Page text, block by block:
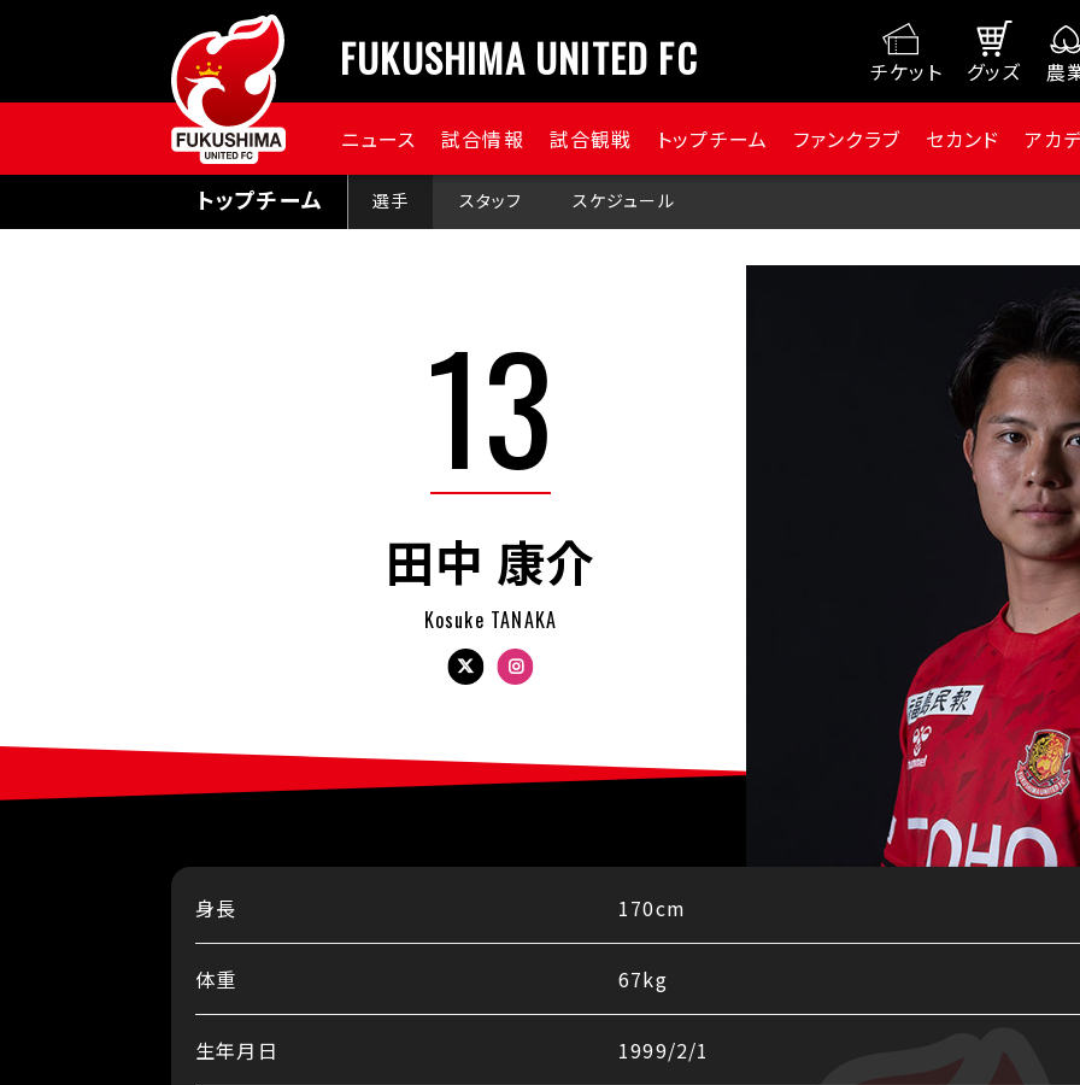
FUKUSHIMA UNITED FC チケット グッズ 農
ニュース 試合情報 試合観戦 トップチーム ファンクラブ セカンド アカ
トップチーム 選手 スタッフ スケジュール
13
田中 康介
Kosuke TANAKA
身長 170cm
体重 67kg
生年月日 1999/2/1